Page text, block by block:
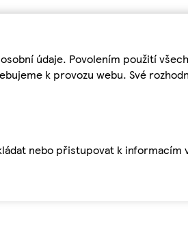
údaje. Povolením použití
k provozu webu. Své
nebo přistupovat k informacím